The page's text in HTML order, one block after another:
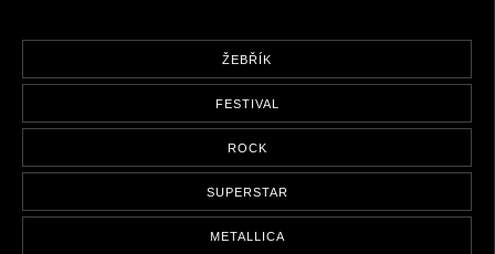
ŽEBŘÍK
FESTIVAL
ROCK
SUPERSTAR
METALLICA